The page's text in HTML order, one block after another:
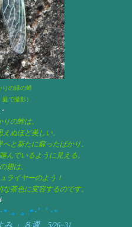
りの緑の蝉
庭で撮影）
の蝉は、
ぬほど美しい。
と新たに蘇ったばかり。
んでいるように見える。
翅は、
ライヤーのよう！
茶色に変容するのです。
*:.｡. .｡.:*･゜ﾟ･*
み 」８週